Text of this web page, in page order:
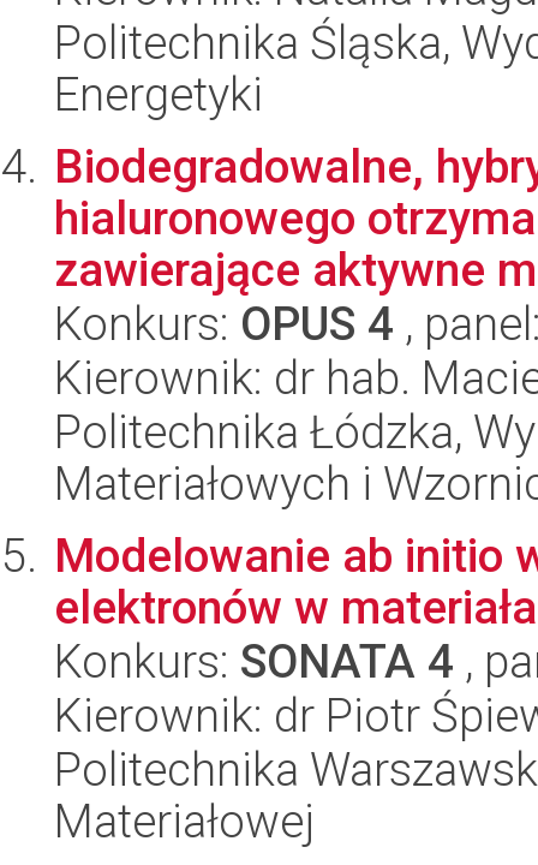
Politechnika Śląska,
Energetyki
Biodegradowalne,
hialuronowego
zawierające aktywne
Konkurs: OPUS 4 ,
Kierownik: dr hab.
Politechnika Łódzka,
Materiałowych i
Modelowanie ab initio
elektronów w
Konkurs: SONATA 4 ,
Kierownik: dr Piotr
Politechnika
Materiałowej